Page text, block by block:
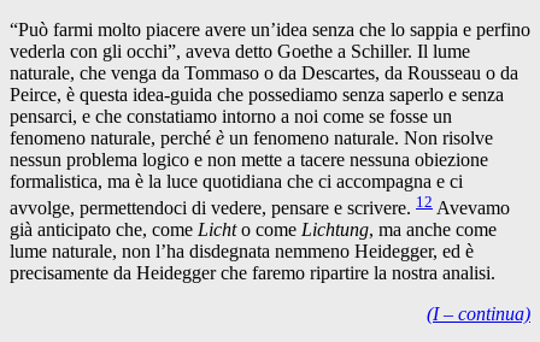
“Può farmi molto piacere avere un’idea senza che lo sappia e perfino
vederla con gli occhi”, aveva detto Goethe a Schiller. Il lume
naturale, che venga da Tommaso o da Descartes, da Rousseau o da
Peirce, è questa idea-guida che possediamo senza saperlo e senza
pensarci, e che constatiamo intorno a noi come se fosse un
fenomeno naturale, perché è un fenomeno naturale. Non risolve
nessun problema logico e non mette a tacere nessuna obiezione
formalistica, ma è la luce quotidiana che ci accompagna e ci
avvolge, permettendoci di vedere, pensare e scrivere. 12 Avevamo
già anticipato che, come Lichto come Lichtung, ma anche come
lume naturale, non l’ha disdegnata nemmeno Heidegger, ed è
precisamente da Heidegger che faremo ripartire la nostra analisi.
(I – continua)